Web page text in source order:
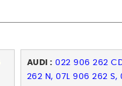
AUDI : 022 906 262
262 N, 07L 906 262 S,